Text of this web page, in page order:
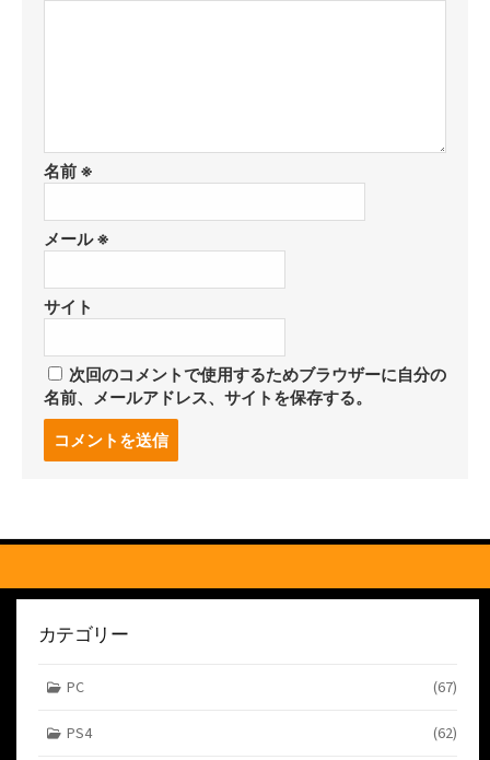
名前 ※
メール※
サイト
次回のコメントで使用するためブラウザーに自分の
名前、メールアドレス、サイトを保存する。
る
カテゴリー
PC (67)
PS4 (62)